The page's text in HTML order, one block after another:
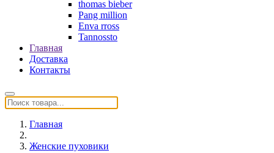
thomas bieber
Pang million
Enva rross
Tannossto
Главная
Доставка
Контакты
Главная
Женские пуховики